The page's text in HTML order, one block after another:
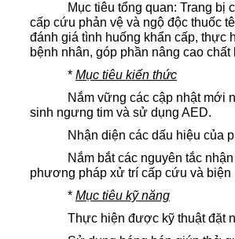
Mục tiêu tổng quan: Trang bị
cấp cứu phản vệ và ngộ độc thuốc
đánh giá tình huống khẩn cấp, thực
bệnh nhân, góp phần nâng cao
* Mục tiêu kiến thức
Nắm vững các cập nhật mới
sinh ngưng tim và sử dụng AED.
Nhận diện các dấu hiệu của
Nắm bắt các nguyên tắc
phương pháp xử trí cấp cứu và biện
* Mục tiêu kỹ năng
Thực hiện được kỹ thuật đặt